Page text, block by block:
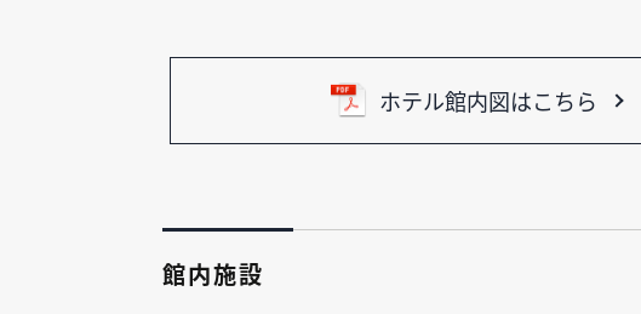
ホテル館内図はこちら
館内施設